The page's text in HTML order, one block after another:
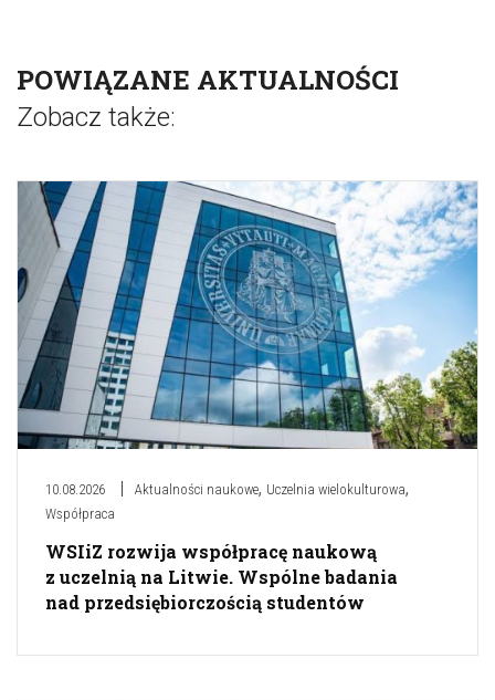
POWIĄZANE AKTUALNOŚCI
Zobacz także:
10.08.2026 Aktualności naukowe, Uczelnia wielokulturowa,
Współpraca
WSIiZ rozwija współpracę naukową
z uczelnią na Litwie. Wspólne badania
nad przedsiębiorczością studentów